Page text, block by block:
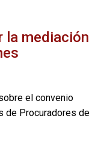
la mediación
el convenio
de Procuradores de